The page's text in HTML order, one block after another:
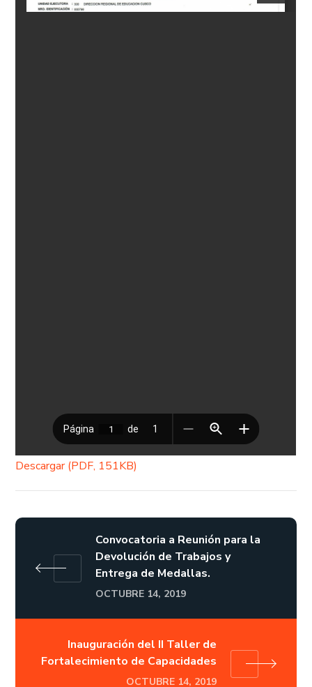
Descargar (PDF, 151KB)
Convocatoria a Reunión para la
Devolución de Trabajos y
Entrega de Medallas.
OCTUBRE 14, 2019
Inauguración del II Taller de
Fortalecimiento de Capacidades
OCTUBRE 14, 2019